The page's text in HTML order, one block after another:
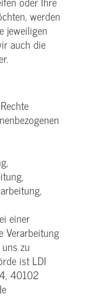
werden
jeweiligen
auch die
einer
Verarbeitung
zu
ist LDI
40102